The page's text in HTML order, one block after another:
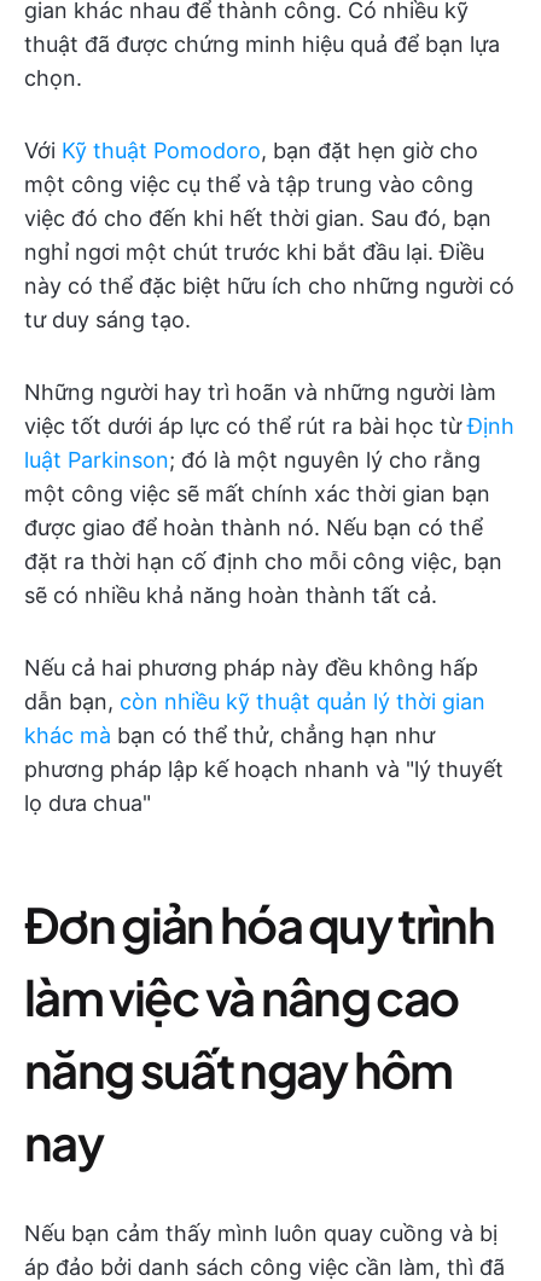
gian khác nhau để thành công. Có nhiều kỹ
thuật đã được chứng minh hiệu quả để bạn lựa
chọn.
Với Kỹ thuật Pomodoro, bạn đặt hẹn giờ cho
một công việc cụ thể và tập trung vào công
việc đó cho đến khi hết thời gian. Sau đó, bạn
nghỉ ngơi một chút trước khi bắt đầu lại. Điều
này có thể đặc biệt hữu ích cho những người có
tư duy sáng tạo.
Những người hay trì hoãn và những người làm
việc tốt dưới áp lực có thể rút ra bài học từĐịnh
luật Parkinson; đó là một nguyên lý cho rằng
một công việc sẽ mất chính xác thời gian bạn
được giao để hoàn thành nó. Nếu bạn có thể
đặt ra thời hạn cố định cho mỗi công việc, bạn
sẽ có nhiều khả năng hoàn thành tất cả.
Nếu cả hai phương pháp này đều không hấp
dẫn bạn, còn nhiều kỹ thuật quản lý thời gian
khác mà bạn có thể thử, chẳng hạn như
phương pháp lập kế hoạch nhanh và "lý thuyết
lọ dưa chua"
Đơn giản hóa quy trình
làm việc và nâng cao
năng suất ngay hôm
nay
Nếu bạn cảm thấy mình luôn quay cuồng và bị
áp đảo bởi danh sách công việc cần làm, thì đã